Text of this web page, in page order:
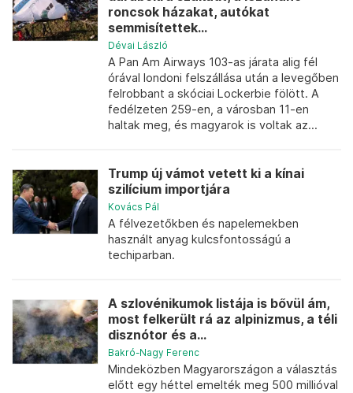
roncsok házakat, autókat
semmisítettek...
Dévai László
A Pan Am Airways 103-as járata alig fél
órával londoni felszállása után a levegőben
felrobbant a skóciai Lockerbie fölött. A
fedélzeten 259-en, a városban 11-en
haltak meg, és magyarok is voltak az...
Trump új vámot vetett ki a kínai
szilícium importjára
Kovács Pál
A félvezetőkben és napelemekben
használt anyag kulcsfontosságú a
techiparban.
A szlovénikumok listája is bővül ám,
most felkerült rá az alpinizmus, a téli
disznótor és a...
Bakró-Nagy Ferenc
Mindeközben Magyarországon a választás
előtt egy héttel emelték meg 500 millióval